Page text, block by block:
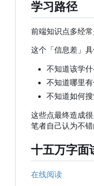
学习路径
前端知识点多经
这个「信息差」具
不知道该学什
不知道哪里
不知道如何
这些点最终造成
笔者自己认为不错
十五万字面
在线阅读